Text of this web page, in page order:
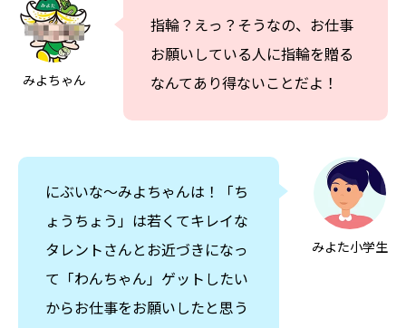
みよちゃん
指輪？えっ？そうなの、お仕事
お願いしている人に指輪を贈る
なんてあり得ないことだよ！
みよた小学生
にぶいな～みよちゃんは！「ち
ょうちょう」は若くてキレイな
タレントさんとお近づきになっ
て「わんちゃん」ゲットしたい
からお仕事をお願いしたと思う